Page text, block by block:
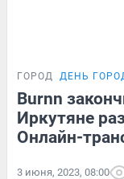
ГОРОД ДЕНЬ
Burnn
Иркутяне
Онлайн-
3 июня, 2023, 08:00